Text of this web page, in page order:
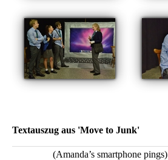
Textauszug aus 'Move to Junk'
(Amanda’s smartphone pings)